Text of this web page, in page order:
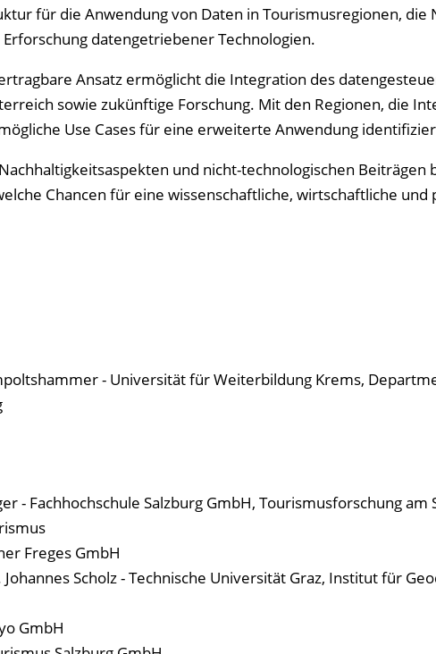
für die Anwendung von Daten in Tourismusregionen, die
datengetriebener Technologien.
Ansatz ermöglicht die Integration des
sowie zukünftige Forschung. Mit den Regionen, die
Use Cases für eine erweiterte Anwendung
und nicht-technologischen Beiträgen
Chancen für eine wissenschaftliche, wirtschaftliche
- Universität für Weiterbildung Krems,
- Fachhochschule Salzburg GmbH, Tourismusforschung
Freges GmbH
Scholz - Technische Universität Graz, Institut für
GmbH